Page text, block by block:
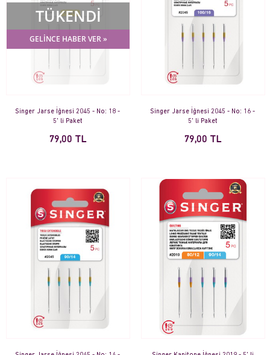
TÜKENDİ
GELİNCE HABER VER »
Singer Jarse İğnesi 2045 - No: 18 -
5' li Paket
79,00 TL
Singer Jarse İğnesi 2045 - No: 16 -
5' li Paket
79,00 TL